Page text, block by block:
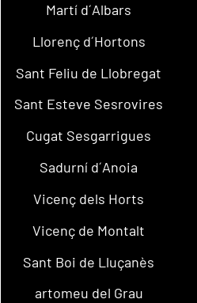
Martí d´Albars
Llorenç d´Hortons
Sant Feliu de Llobregat
Sant Esteve Sesrovires
Cugat Sesgarrigues
Sadurní d´Anoia
Vicenç dels Horts
Vicenç de Montalt
Sant Boi de Lluçanès
artomeu del Grau